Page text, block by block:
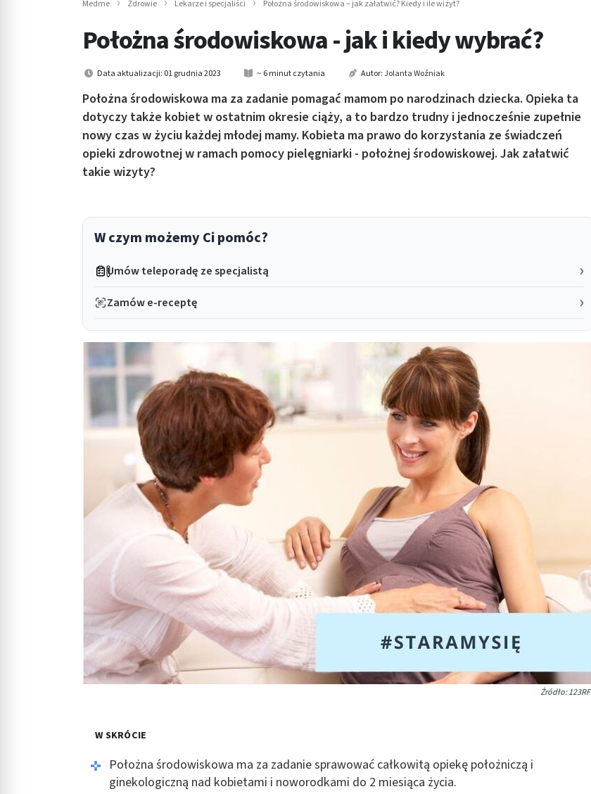
Medme Zdrowie Lekarze i specjaliści Położna środowiskowa – jak załatwić? Kiedy i ile wizyt?
Położna środowiskowa - jak i kiedy wybrać?
Data aktualizacji: 01 grudnia 2023 ~ 6 minut czytania Autor:Jolanta Woźniak
Położna środowiskowa ma za zadanie pomagać mamom po narodzinach dziecka. Opieka ta
dotyczy także kobiet w ostatnim okresie ciąży, a to bardzo trudny i jednocześnie zupełnie
nowy czas w życiu każdej młodej mamy. Kobieta ma prawo do korzystania ze świadczeń
opieki zdrowotnej w ramach pomocy pielęgniarki - położnej środowiskowej. Jak załatwić
takie wizyty?
W czym możemy Ci pomóc?
Umów teleporadę ze specjalistą
Zamów e-receptę
Źródło: 123RF
W SKRÓCIE
Położna środowiskowa ma za zadanie sprawować całkowitą opiekę położniczą i
ginekologiczną nad kobietami i noworodkami do 2 miesiąca życia.